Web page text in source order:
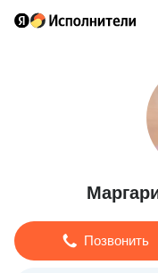
Позвонить